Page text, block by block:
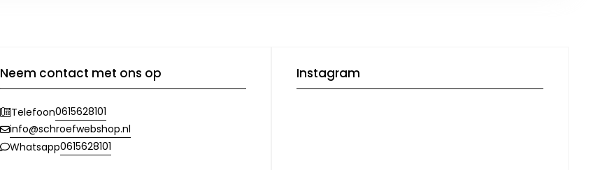
Neem contact met ons op
Telefoon0615628101
info@schroefwebshop.nl
Whatsapp0615628101
Instagram